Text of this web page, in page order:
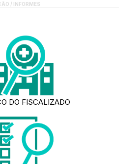
/ INFORMES
DO FISCALIZADO